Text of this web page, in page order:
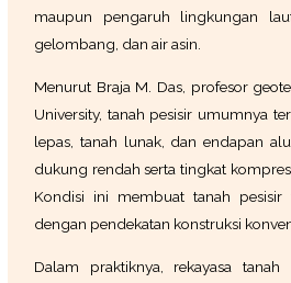
maupun pengaruh lingkungan
gelombang, dan air asin.
Menurut Braja M. Das, profesor
University, tanah pesisir umumnya
lepas, tanah lunak, dan endapan
dukung rendah serta tingkat
Kondisi ini membuat tanah pesisir
dengan pendekatan konstruksi
Dalam praktiknya, rekayasa